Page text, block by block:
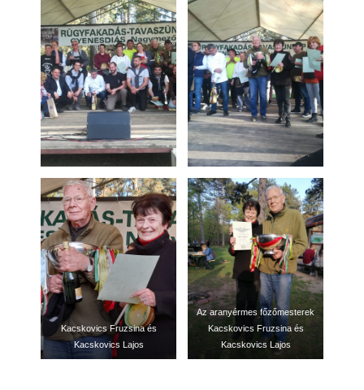
Kacskovics Fruzsina és
Kacskovics Lajos
Az aranyérmes főzőmesterek
Kacskovics Fruzsina és
Kacskovics Lajos